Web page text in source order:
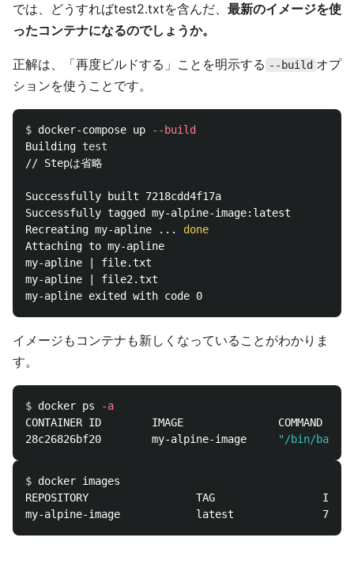
では、どうすればtest2.txtを含んだ、 最新のイメージを使
ったコンテナになるのでしょうか。
正解は、「再度ビルドする」ことを明示する --build オプ
ションを使うことです。
$ docker-compose up
--build
Building test
// Stepは省略
Successfully built 7218cdd4f17a
Successfully tagged my-alpine-image:latest
Recreating my-apline ...
Attaching to my-apline
my-apline | file.txt
my-apline | file2.txt
イメージもコンテナも新しくなっていることがわかりま
す。
$ docker ps
-a
CONTAINER ID        IMAGE
28c26826bf20        my-alpine-image
"/bin/bash"
$ docker images
REPOSITORY                 TAG